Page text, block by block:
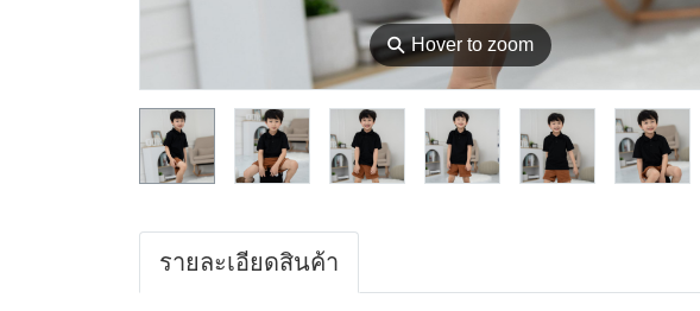
⚲Hover to zoom
รายละเอียดสินค้า